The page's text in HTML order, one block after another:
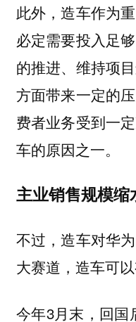
此外，造车作为
必定需要投入足
的推进、维持项
方面带来一定的
费者业务受到一
车的原因之一。
主业销售规模缩
不过，造车对华
大赛道，造车可
今年3月末，回国